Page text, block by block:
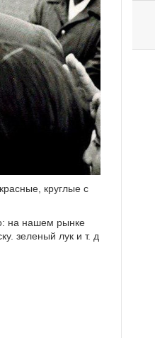
круглые с
на нашем рынке
зеленый лук и т. д